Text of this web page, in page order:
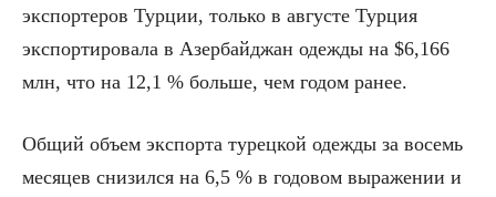
экспортеров Турции, только в августе Турция
экспортировала в Азербайджан одежды на $6,166
млн, что на 12,1 % больше, чем годом ранее.
Общий объем экспорта турецкой одежды за восемь
месяцев снизился на 6,5 % в годовом выражении и